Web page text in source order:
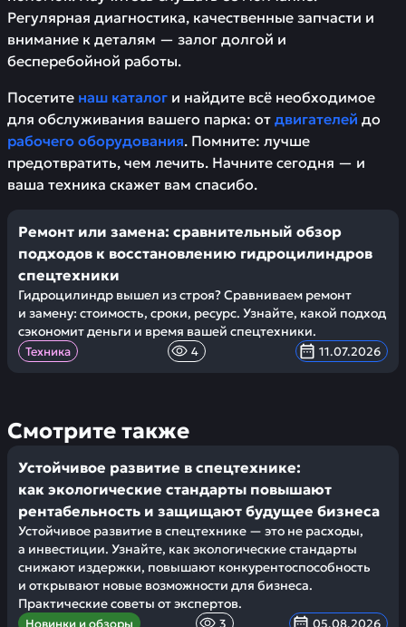
Регулярная диагностика, качественные запчасти и
внимание к деталям — залог долгой и
бесперебойной работы.
Посетите наш каталог и найдите всё необходимое
для обслуживания вашего парка: от двигателей до
рабочего оборудования. Помните: лучше
предотвратить, чем лечить. Начните сегодня — и
ваша техника скажет вам спасибо.
Ремонт или замена: сравнительный обзор
подходов к восстановлению гидроцилиндров
спецтехники
Гидроцилиндр вышел из строя? Сравниваем ремонт
и замену: стоимость, сроки, ресурс. Узнайте, какой подход
сэкономит деньги и время вашей спецтехники.
Техника 4 11.07.2026
Смотрите также
Устойчивое развитие в спецтехнике:
как экологические стандарты повышают
рентабельность и защищают будущее бизнеса
Устойчивое развитие в спецтехнике — это не расходы,
а инвестиции. Узнайте, как экологические стандарты
снижают издержки, повышают конкурентоспособность
и открывают новые возможности для бизнеса.
Практические советы от экспертов.
Новинки и обзоры 3 05.08.2026